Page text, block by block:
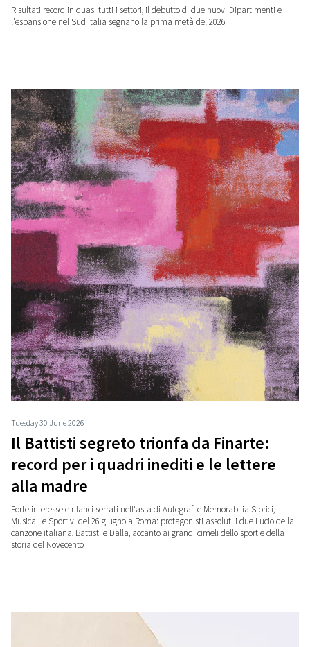
Risultati record in quasi tutti i settori, il debutto di due nuovi Dipartimenti e
l'espansione nel Sud Italia segnano la prima metà del 2026
Tuesday 30 June 2026
Il Battisti segreto trionfa da Finarte:
record per i quadri inediti e le lettere
alla madre
Forte interesse e rilanci serrati nell'asta di Autografi e Memorabilia Storici,
Musicali e Sportivi del 26 giugno a Roma: protagonisti assoluti i due Lucio della
canzone italiana, Battisti e Dalla, accanto ai grandi cimeli dello sport e della
storia del Novecento